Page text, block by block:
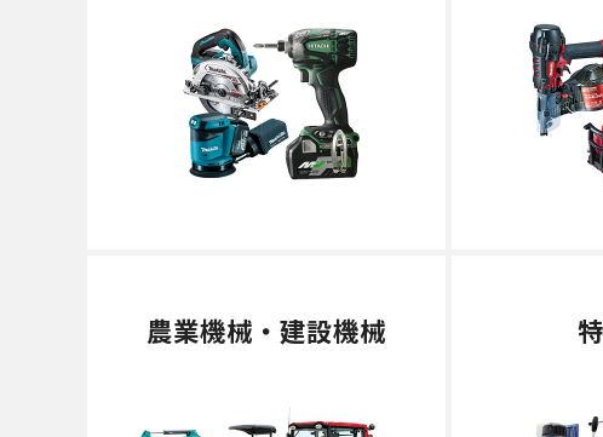
農業機械・建設機械